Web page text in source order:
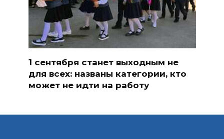
1 сентября станет выходным не
для всех: названы категории, кто
может не идти на работу